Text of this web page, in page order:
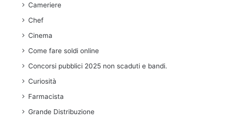
Cameriere
Chef
Cinema
Come fare soldi online
Concorsi pubblici 2025 non scaduti e bandi.
Curiosità
Farmacista
Grande Distribuzione